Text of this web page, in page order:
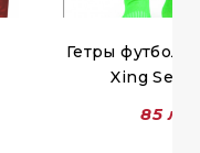
Гетры
Xing
85